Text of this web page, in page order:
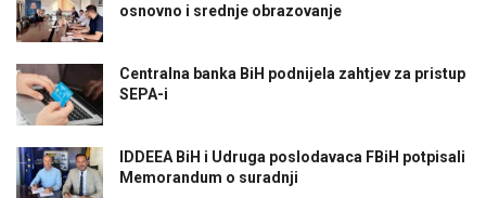
osnovno i srednje obrazovanje
Centralna banka BiH podnijela zahtjev za pristup
SEPA-i
IDDEEA BiH i Udruga poslodavaca FBiH potpisali
Memorandum o suradnji